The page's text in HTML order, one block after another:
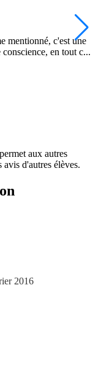
mentionné, c'est une
en tout c...
aux autres
d'autres élèves.
2016